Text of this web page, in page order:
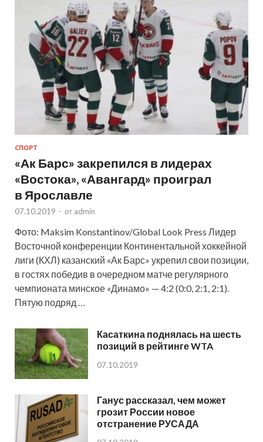
СПОРТ
«Ак Барс» закрепился в лидерах
«Востока», «Авангард» проиграл
в Ярославле
07.10.2019 - от admin
Фото: Maksim Konstantinov/Global Look Press Лидер
Восточной конференции Континентальной хоккейной
лиги (КХЛ) казанский «Ак Барс» укрепил свои позиции,
в гостях победив в очередном матче регулярного
чемпионата минское «Динамо» — 4:2 (0:0, 2:1, 2:1).
Пятую подряд …
Касаткина поднялась на шесть
позиций в рейтинге WTA
07.10.2019
Ганус рассказал, чем может
грозит России новое
отстранение РУСАДА